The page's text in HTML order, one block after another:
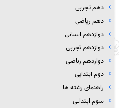
دهم تجربی
دهم ریاضی
دوازدهم انسانی
دوازدهم تجربی
دوازدهم رباضی
دوم ابتدایی
راهنمای رشته ها
سوم ابتدایی